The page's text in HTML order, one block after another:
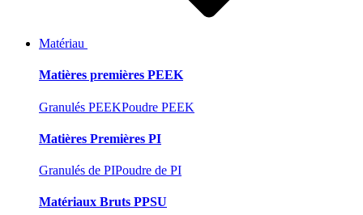
Matériau
Matières premières PEEK
Granulés PEEKPoudre PEEK
Matières Premières PI
Granulés de PIPoudre de PI
Matériaux Bruts PPSU